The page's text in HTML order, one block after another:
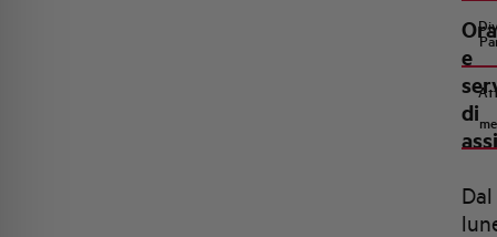
e
di
Dal